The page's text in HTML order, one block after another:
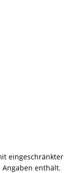
eingeschränkter
enthält.